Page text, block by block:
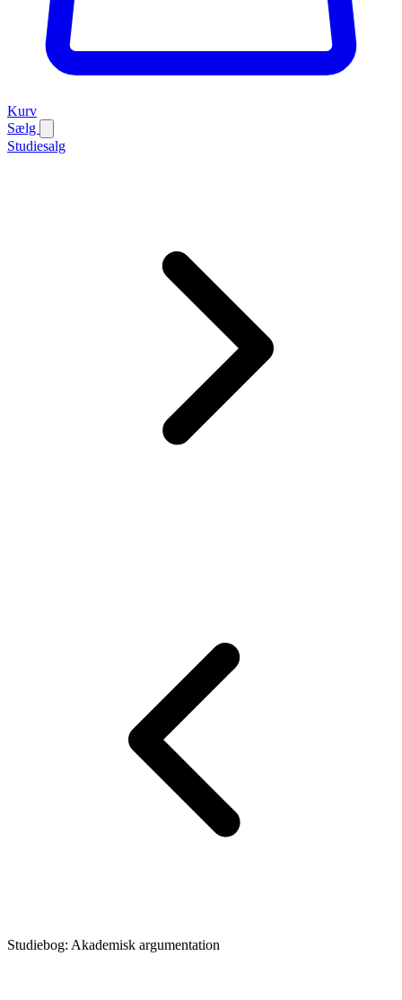
Kurv
Sælg
Studiesalg
Studiebog: Akademisk argumentation